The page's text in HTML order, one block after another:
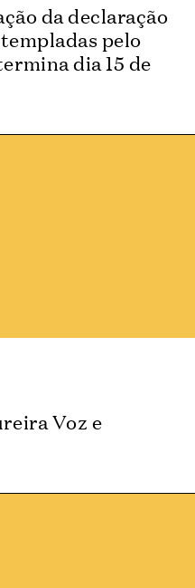
da declaração
pelo
dia 15 de
Voz e